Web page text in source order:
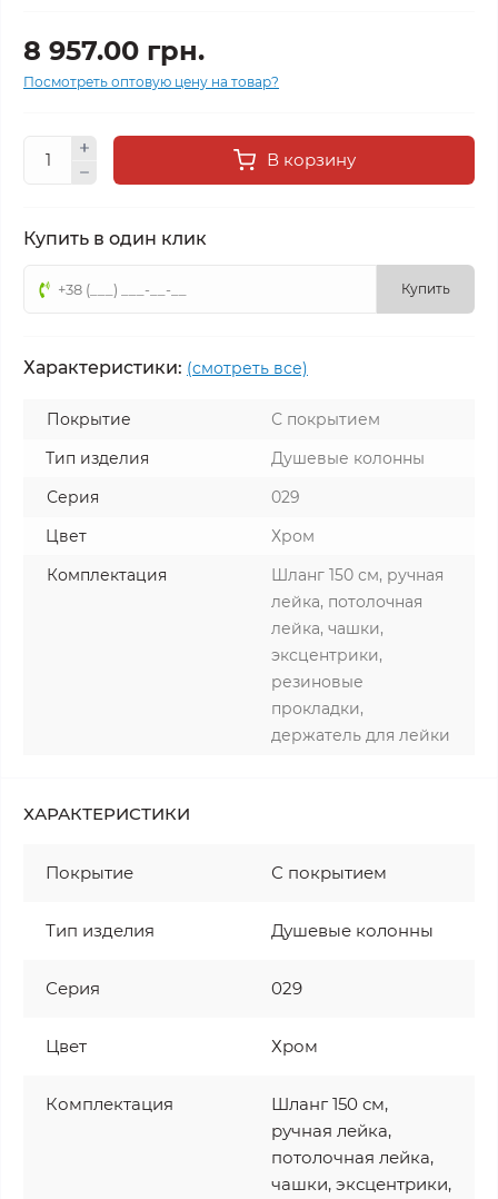
8 957.00 грн.
Посмотреть оптовую цену на товар?
В корзину
Купить в один клик
Купить
Характеристики: (смотреть все)
Покрытие
С покрытием
Тип изделия
Душевые колонны
Серия
029
Цвет
Хром
Комплектация
Шланг 150 см, ручная
лейка, потолочная
лейка, чашки,
эксцентрики,
резиновые
прокладки,
держатель для лейки
ХАРАКТЕРИСТИКИ
Покрытие С покрытием
Тип изделия Душевые колонны
Серия 029
Цвет Хром
Комплектация
Шланг 150 см,
ручная лейка,
потолочная лейка,
чашки, эксцентрики,